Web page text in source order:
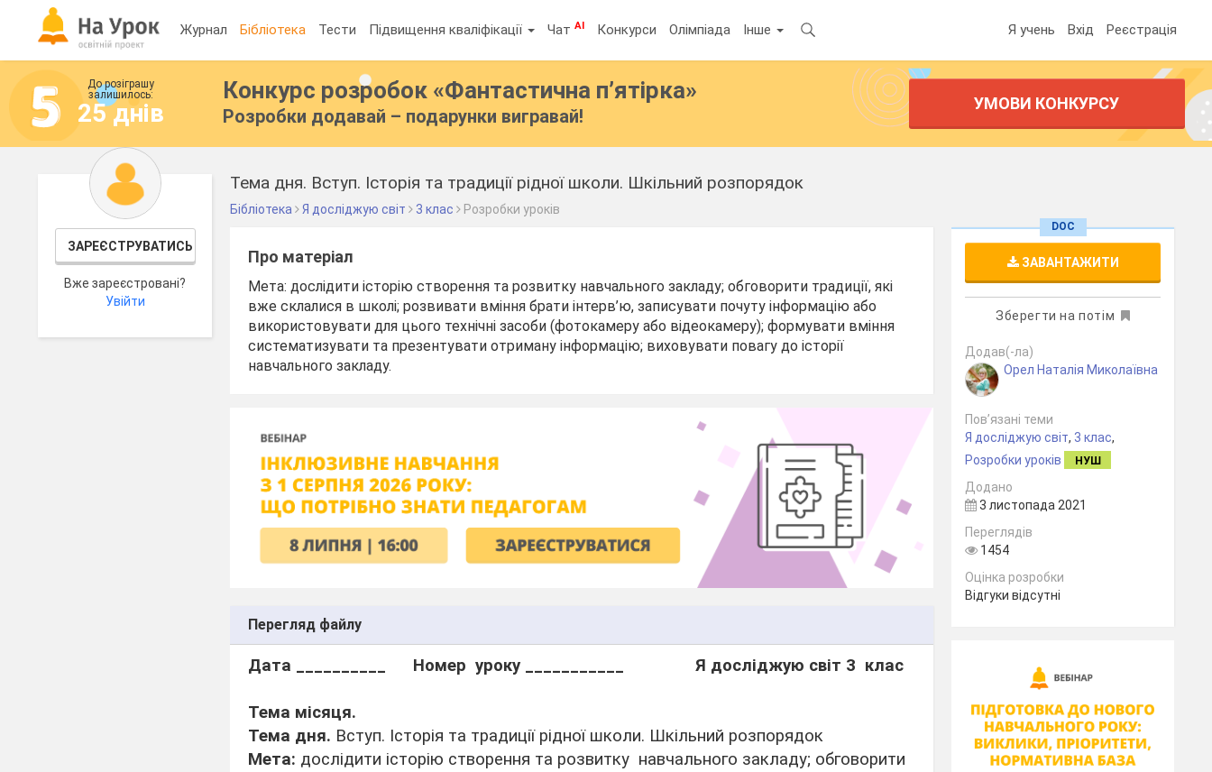
Журнал Бібліотека Тести Підвищення кваліфікації ЧатAI Конкурси Олімпіада Інше Я учень Вхід Реєстрація
До розіграшу
залишилось:
25 днів
Конкурс розробок «Фантастична п’ятірка»
Розробки додавай – подарунки вигравай!
УМОВИ КОНКУРСУ
ЗАРЕЄСТРУВАТИСЬ
Вже зареєстровані?
Увійти
Тема дня. Вступ. Історія та традиції рідної школи. Шкільний розпорядок
Бібліотека Я досліджую світ 3 клас Розробки уроків
Про матеріал
Мета: дослідити історію створення та розвитку навчального закладу; обговорити традиції, які
вже склалися в школі; розвивати вміння брати інтерв’ю, записувати почуту інформацію або
використовувати для цього технічні засоби (фотокамеру або відеокамеру); формувати вміння
систематизувати та презентувати отриману інформацію; виховувати повагу до історії
навчального закладу.
Перегляд файлу
Дата __________ Номер уроку ___________ Я досліджую світ 3 клас
Тема місяця.
Тема дня. Вступ. Історія та традиції рідної школи. Шкільний розпорядок
Мета: дослідити історію створення та розвитку навчального закладу; обговорити
DOC
ЗАВАНТАЖИТИ
Зберегти на потім
Додав(-ла)
Орел Наталія Миколаївна
Пов’язані теми
Я досліджую світ, 3 клас,
Розробки уроків
НУШ
Додано
3 листопада 2021
Переглядів
1454
Оцінка розробки
Відгуки відсутні